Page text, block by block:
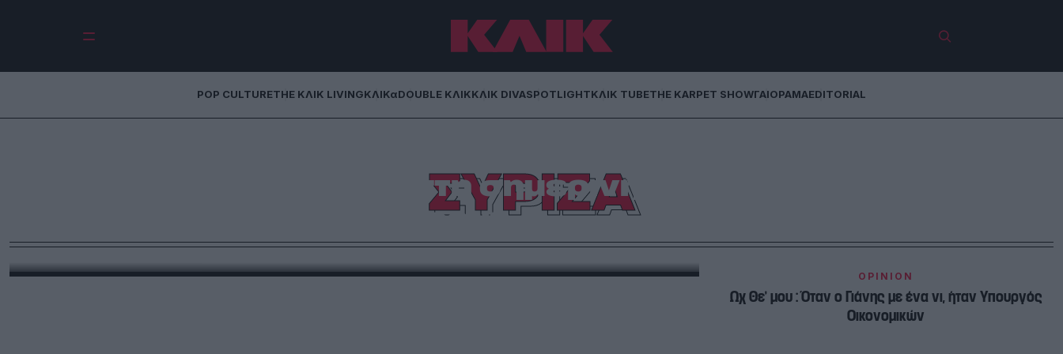
POP CULTURETHE ΚΛΙΚ LIVINGΚΛΙΚαDOUBLE ΚΛΙΚΚΛΙΚ DIVASPOTLIGHTΚΛΙΚ TUBETHE KARPET SHOWΓΑΙΟΡΑΜΑEDITORIAL
ΣΥΡΙΖΑ
Θα απομείνει τίποτα στη σημερινή
Κουμουνδούρου;
OPINION
Ωχ Θε’ μου : Όταν ο Γιάνης με ένα νι, ήταν Υπουργός
Οικονομικών